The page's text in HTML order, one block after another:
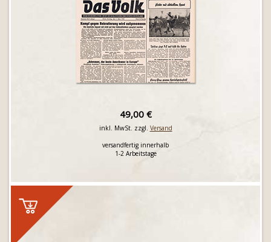
49,00 €
inkl. MwSt. zzgl. Versand
versandfertig innerhalb
1-2 Arbeitstage